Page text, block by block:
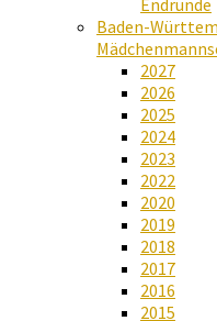
Endrunde
Baden-
2027
2026
2025
2024
2023
2022
2020
2019
2018
2017
2016
2015